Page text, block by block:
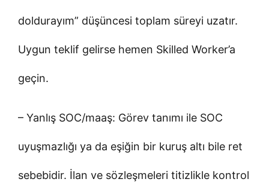
doldurayım” düşüncesi toplam süreyi uzatır.
Uygun teklif gelirse hemen Skilled Worker’a
geçin.
– Yanlış SOC/maaş: Görev tanımı ile SOC
uyuşmazlığı ya da eşiğin bir kuruş altı bile ret
sebebidir. İlan ve sözleşmeleri titizlikle kontrol